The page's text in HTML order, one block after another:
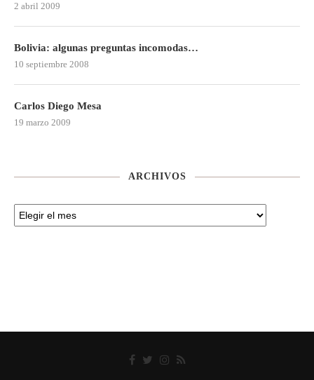
2 abril 2009
Bolivia: algunas preguntas incomodas…
10 septiembre 2008
Carlos Diego Mesa
19 marzo 2009
ARCHIVOS